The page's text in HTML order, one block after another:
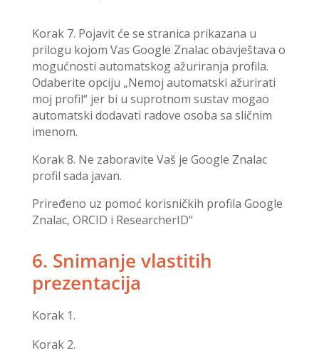
Korak 7. Pojavit će se stranica prikazana u
prilogu kojom Vas Google Znalac obavještava o
mogućnosti automatskog ažuriranja profila.
Odaberite opciju „Nemoj automatski ažurirati
moj profil“ jer bi u suprotnom sustav mogao
automatski dodavati radove osoba sa sličnim
imenom.
Korak 8. Ne zaboravite Vaš je Google Znalac
profil sada javan.
Priređeno uz pomoć korisničkih profila Google
Znalac, ORCID i ResearcherID“
6. Snimanje vlastitih
prezentacija
Korak 1.
Korak 2.